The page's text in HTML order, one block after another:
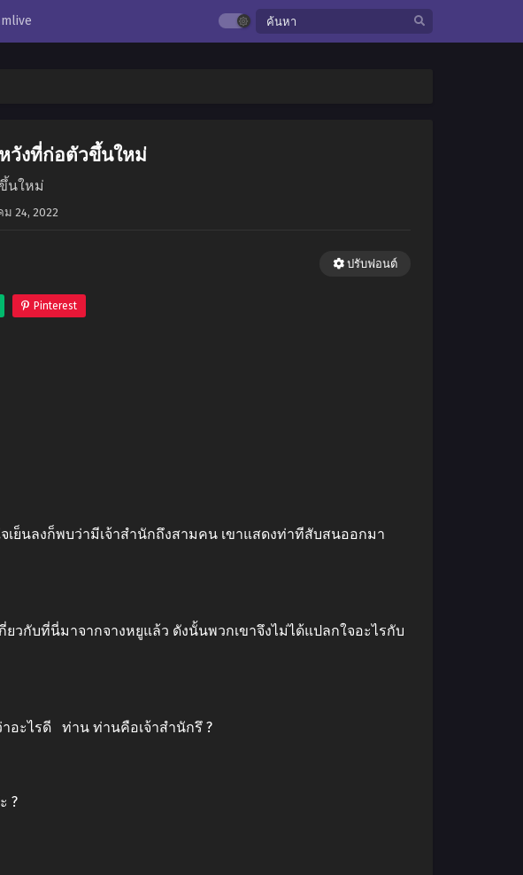
วังที่ก่อตัวขึ้นใหม่
นใหม่
ม 24, 2022
ปรับฟอนต์
Pinterest
ลงก็พบว่ามีเจ้าสำนักถึงสามคน เขาแสดงท่าทีสับสนออกมา
กับที่นี่มาจากจางหยูแล้ว ดังนั้นพวกเขาจึงไม่ได้แปลกใจอะไรกับ
อะไรดี ท่าน ท่านคือเจ้าสำนักรึ ?
?